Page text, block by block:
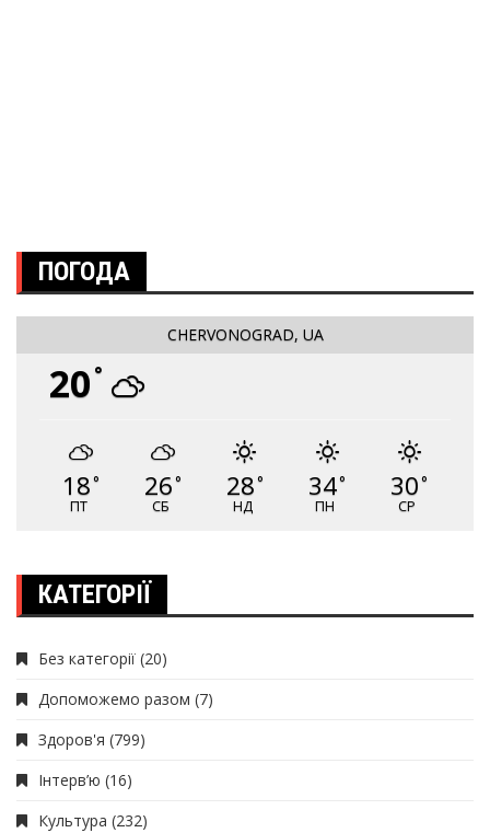
ПОГОДА
CHERVONOGRAD, UA
20 °
18°
ПТ
26°
СБ
28°
НД
34°
ПН
30°
СР
КАТЕГОРІЇ
Без категорії (20)
Допоможемо разом (7)
Здоров'я (799)
Інтерв’ю (16)
Культура (232)